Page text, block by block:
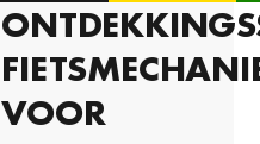
VOOR